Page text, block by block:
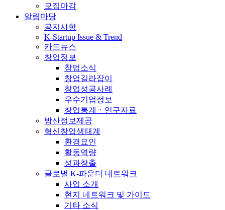
모집마감
알림마당
공지사항
K-Startup Issue & Trend
카드뉴스
창업정보
창업소식
창업길라잡이
창업성공사례
우수기업정보
창업통계ㆍ연구자료
방산정보제공
혁신창업생태계
환경요인
활동역량
성과창출
글로벌 K-파운더 네트워크
사업 소개
현지 네트워크 및 가이드
기타 소식